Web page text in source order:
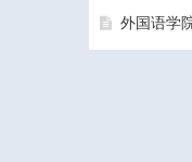
外国语学院2026年翻